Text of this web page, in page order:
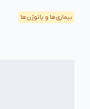
بیماری‌ها و پاتوژن‌ها